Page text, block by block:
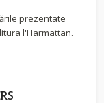
prezentate
l'Harmattan.